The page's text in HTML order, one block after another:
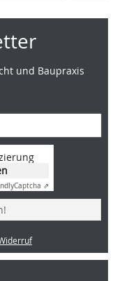
und Baupraxis
Captcha ⇗